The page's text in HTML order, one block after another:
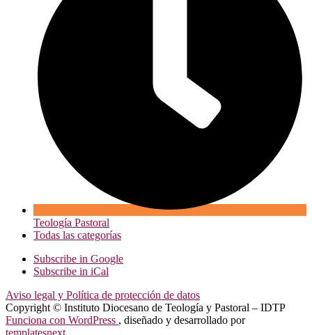
Teología Pastoral
Todas las categorías
Subscribe in Google
Subscribe in iCal
Aviso legal y Política de protección de datos
Copyright © Instituto Diocesano de Teología y Pastoral – IDTP
Funciona con WordPress , diseñado y desarrollado por
templatesnext